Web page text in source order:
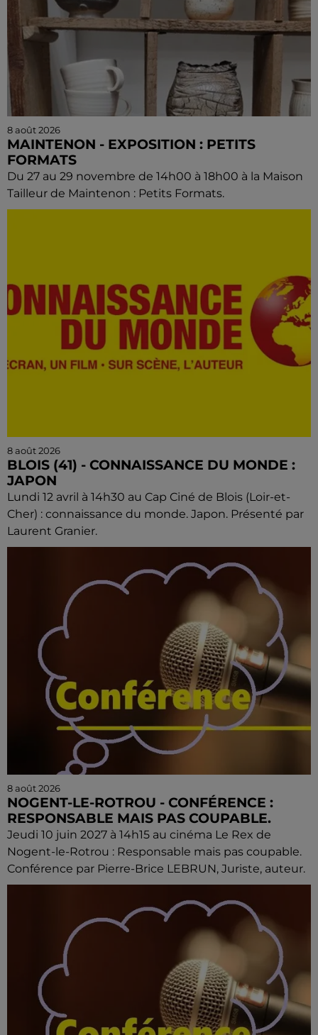
8 août 2026
MAINTENON - EXPOSITION : PETITS
FORMATS
Du 27 au 29 novembre de 14h00 à 18h00 à la Maison
Tailleur de Maintenon : Petits Formats.
8 août 2026
BLOIS (41) - CONNAISSANCE DU MONDE :
JAPON
Lundi 12 avril à 14h30 au Cap Ciné de Blois (Loir-et-
Cher) : connaissance du monde. Japon. Présenté par
Laurent Granier.
8 août 2026
NOGENT-LE-ROTROU - CONFÉRENCE :
RESPONSABLE MAIS PAS COUPABLE.
Jeudi 10 juin 2027 à 14h15 au cinéma Le Rex de
Nogent-le-Rotrou : Responsable mais pas coupable.
Conférence par Pierre-Brice LEBRUN, Juriste, auteur.